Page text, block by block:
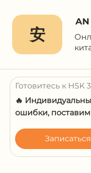
安
AN
Готовитесь к
🔥
ошибки, поставим